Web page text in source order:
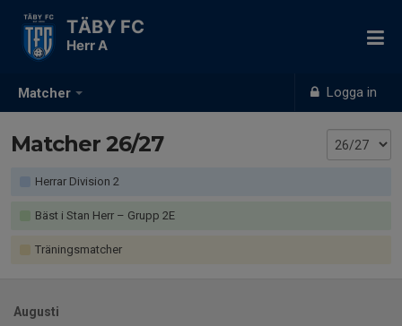
Matcher Logga in
TÄBY FC
Herr A
Matcher 26/27
Herrar Division 2
Bäst i Stan Herr – Grupp 2E
Träningsmatcher
Augusti